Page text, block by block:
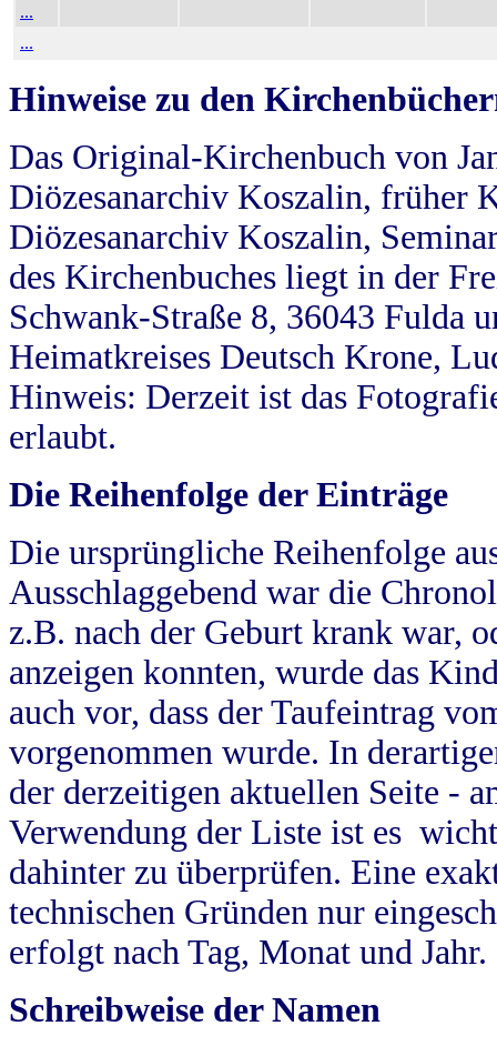
...
...
Hinweise zu den
Das Original-Kirchenbuch von
Diözesanarchiv Koszalin, früher
Diözesanarchiv Koszalin,
des Kirchenbuches liegt in der
Schwank-Straße 8, 36043 Fulda
Heimatkreises Deutsch Krone,
Hinweis: Derzeit ist das
erlaubt.
Die Reihenfolge der Einträge
Die ursprüngliche Reihenfolge
Ausschlaggebend war die
z.B. nach der Geburt krank war,
anzeigen konnten, wurde das
auch vor, dass der Taufeintrag
vorgenommen wurde. In
der derzeitigen aktuellen Seite -
Verwendung der Liste ist es
dahinter zu überprüfen. Eine
technischen Gründen nur
erfolgt nach Tag, Monat und Jahr.
Schreibweise der Namen